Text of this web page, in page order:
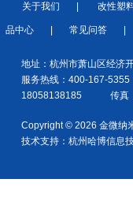
关于我们 改性塑
品中心 常见问答
地址：杭州市萧山区经济
服务热线：400-167-5355
18058138185 传真：
Copyright © 2026 金微纳
技术支持： 杭州哈博信息